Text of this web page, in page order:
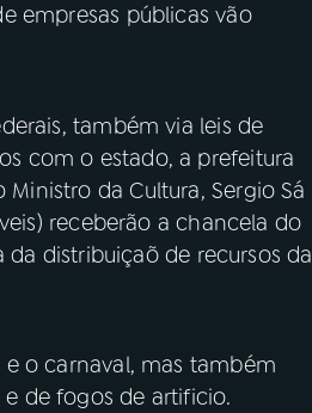
empresas públicas vão
também via leis de
com o estado, a prefeitura
da Cultura, Sergio Sá
receberão a chancela do
da distribuiçaõ de recursos da
o carnaval, mas também
de fogos de artificio.